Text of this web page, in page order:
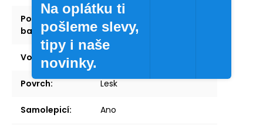
Počet kusů v
balení:
1 ks
Voděodolná
Povrch: Lesk
Samolepicí: Ano
Na oplátku ti
pošleme slevy,
tipy i naše
novinky.